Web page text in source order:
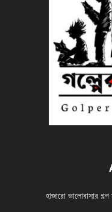
হাজারো ভালোবাসার